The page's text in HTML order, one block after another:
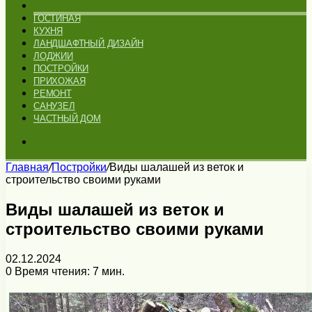
ГОСТИНАЯ
КУХНЯ
ЛАНДШАФТНЫЙ ДИЗАЙН
ЛОДЖИИ
ПОСТРОЙКИ
ПРИХОЖАЯ
РЕМОНТ
САНУЗЕЛ
ЧАСТНЫЙ ДОМ
Главная/Постройки/Виды шалашей из веток и
строительство своими руками
Виды шалашей из веток и
строительство своими руками
02.12.2024
0 Время чтения: 7 мин.